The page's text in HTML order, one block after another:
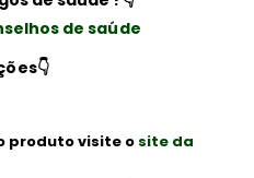
de saúde
👇
produto visite o site da